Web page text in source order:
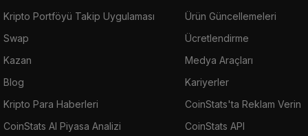
Kripto Portföyü Takip Uygulaması
Swap
Kazan
Blog
Kripto Para Haberleri
CoinStats AI Piyasa Analizi
Ürün Güncellemeleri
Ücretlendirme
Medya Araçları
Kariyerler
CoinStats'ta Reklam Verin
CoinStats API